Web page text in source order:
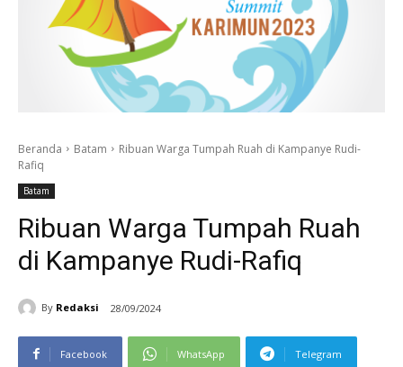
Beranda Batam
Ribuan Warga Tumpah Ruah di Kampanye Rudi-
Rafiq
Batam
Ribuan Warga Tumpah Ruah
di Kampanye Rudi-Rafiq
By Redaksi 28/09/2024
Facebook WhatsApp Telegram